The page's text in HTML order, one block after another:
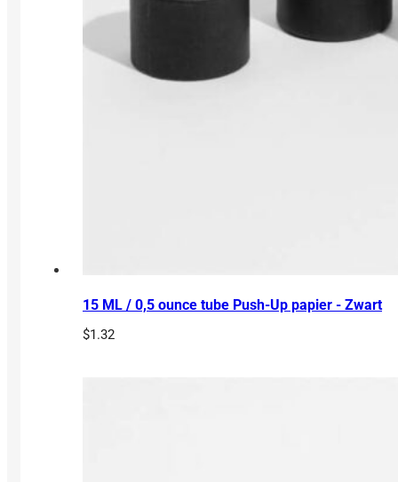
15 ML / 0,5 ounce tube Push-Up papier - Zwart
$1.32